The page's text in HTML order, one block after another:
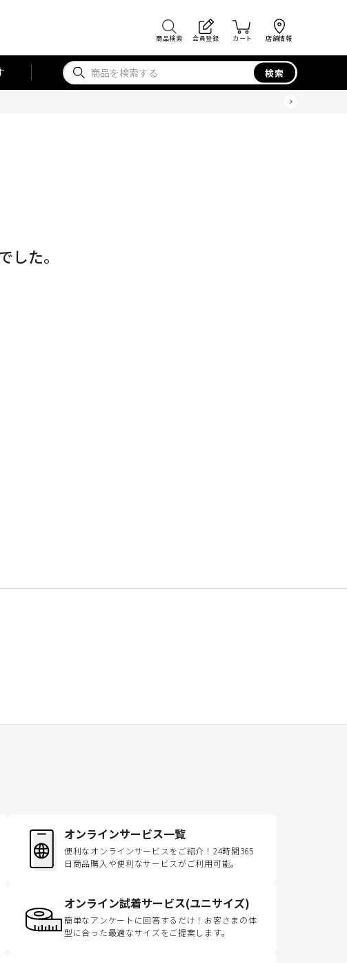
商品検索 会員登録 カート 店舗情報
検索
した。
オンラインサービス一覧
便利なオンラインサービスをご紹介！24時間365
日商品購入や便利なサービスがご利用可能。
オンライン試着サービス(ユニサイズ)
簡単なアンケートに回答するだけ！お客さまの体
型に合った最適なサイズをご提案します。